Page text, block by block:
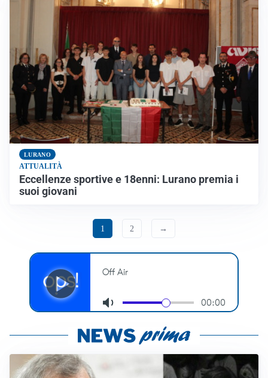
LURANO
ATTUALITÀ
Eccellenze sportive e 18enni: Lurano premia i
suoi giovani
1 2 →